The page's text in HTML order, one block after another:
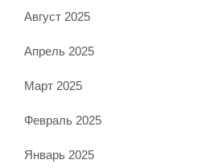
Август 2025
Апрель 2025
Март 2025
Февраль 2025
Январь 2025